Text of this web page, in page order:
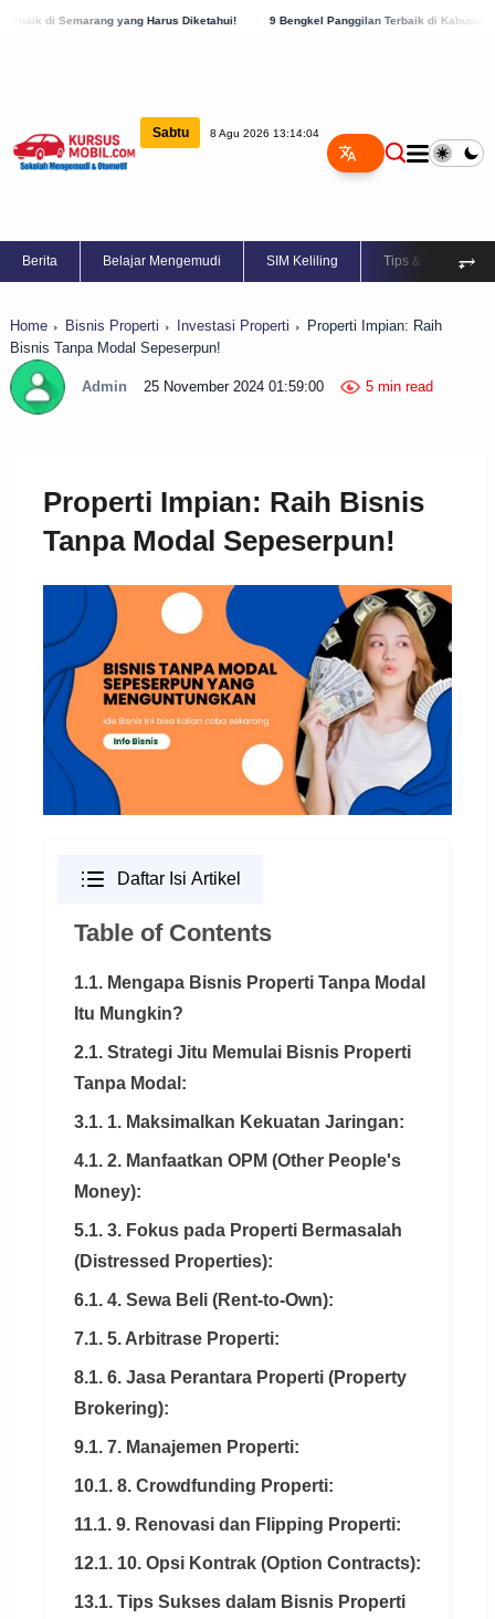
yang Harus Diketahui! 9 Bengkel Panggilan Terbaik di Kabupaten Semarang, Cek
Sabtu 8 Agu 2026 13:14:05
Berita Belajar Mengemudi SIM Keliling Tips & Trik ⥅
Home Bisnis Properti Investasi Properti
Properti Impian: Raih
Bisnis Tanpa Modal Sepeserpun!
Admin 25 November 2024 01:59:00 5 min read
Properti Impian: Raih Bisnis
Tanpa Modal Sepeserpun!
Daftar Isi Artikel
Table of Contents
1.1. Mengapa Bisnis Properti Tanpa Modal
Itu Mungkin?
2.1. Strategi Jitu Memulai Bisnis Properti
Tanpa Modal:
3.1. 1. Maksimalkan Kekuatan Jaringan:
4.1. 2. Manfaatkan OPM (Other People's
Money):
5.1. 3. Fokus pada Properti Bermasalah
(Distressed Properties):
6.1. 4. Sewa Beli (Rent-to-Own):
7.1. 5. Arbitrase Properti:
8.1. 6. Jasa Perantara Properti (Property
Brokering):
9.1. 7. Manajemen Properti:
10.1. 8. Crowdfunding Properti:
11.1. 9. Renovasi dan Flipping Properti:
12.1. 10. Opsi Kontrak (Option Contracts):
13.1. Tips Sukses dalam Bisnis Properti